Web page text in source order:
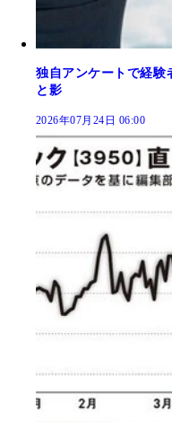
独自アンケートで経験
と影
2026年07月24日 06:00